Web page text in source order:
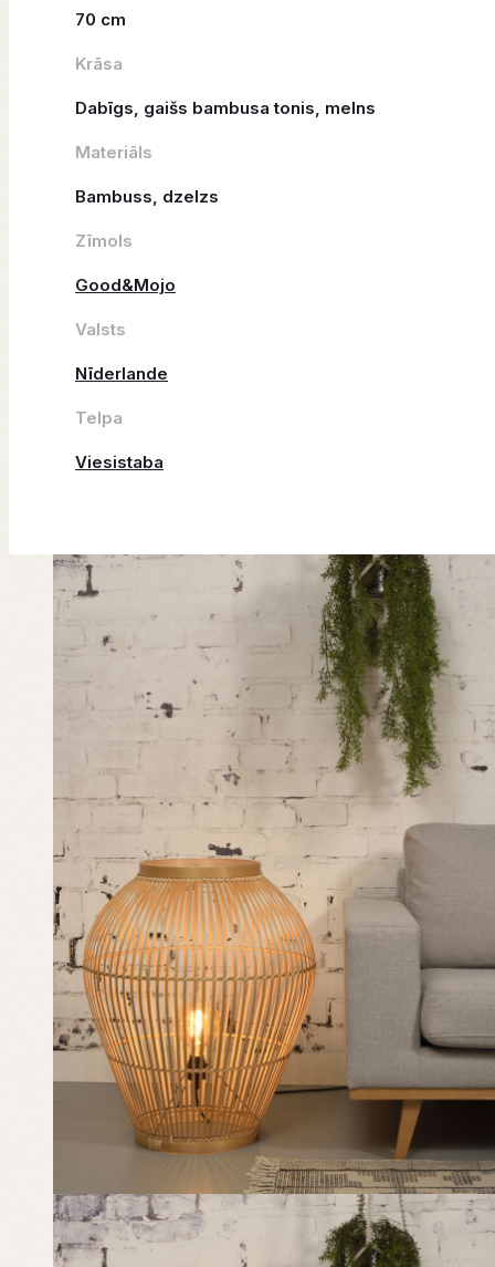
70 cm
Krāsa
Dabīgs, gaišs bambusa tonis, melns
Materiāls
Bambuss, dzelzs
Zīmols
Good&Mojo
Valsts
Nīderlande
Telpa
Viesistaba